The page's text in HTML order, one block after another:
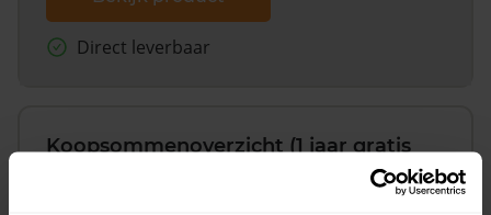
Direct leverbaar
Koopsommenoverzicht (1 jaar gratis